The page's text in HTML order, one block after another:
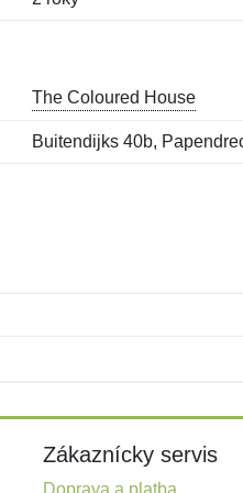
The Coloured House
Buitendijks 40b,
Zákaznícky servis
Doprava a platba